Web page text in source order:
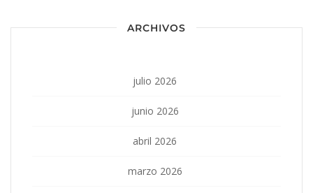
ARCHIVOS
julio 2026
junio 2026
abril 2026
marzo 2026